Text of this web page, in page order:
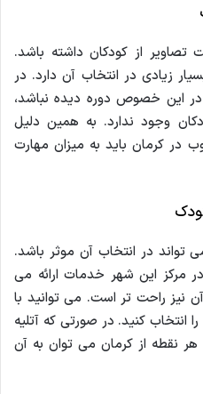
تصاویر از کودکان داشته باشد.
زیادی در انتخاب آن دارد. در
این خصوص دوره دیده نباشد،
وجود ندارد. به همین دلیل
در کرمان باید به میزان مهارت
تواند در انتخاب آن موثر باشد.
مرکز این شهر خدمات ارائه می
راحت تر است. می توانید با
انتخاب کنید. در صورتی که آتلیه
هر نقطه از کرمان می توان به آن